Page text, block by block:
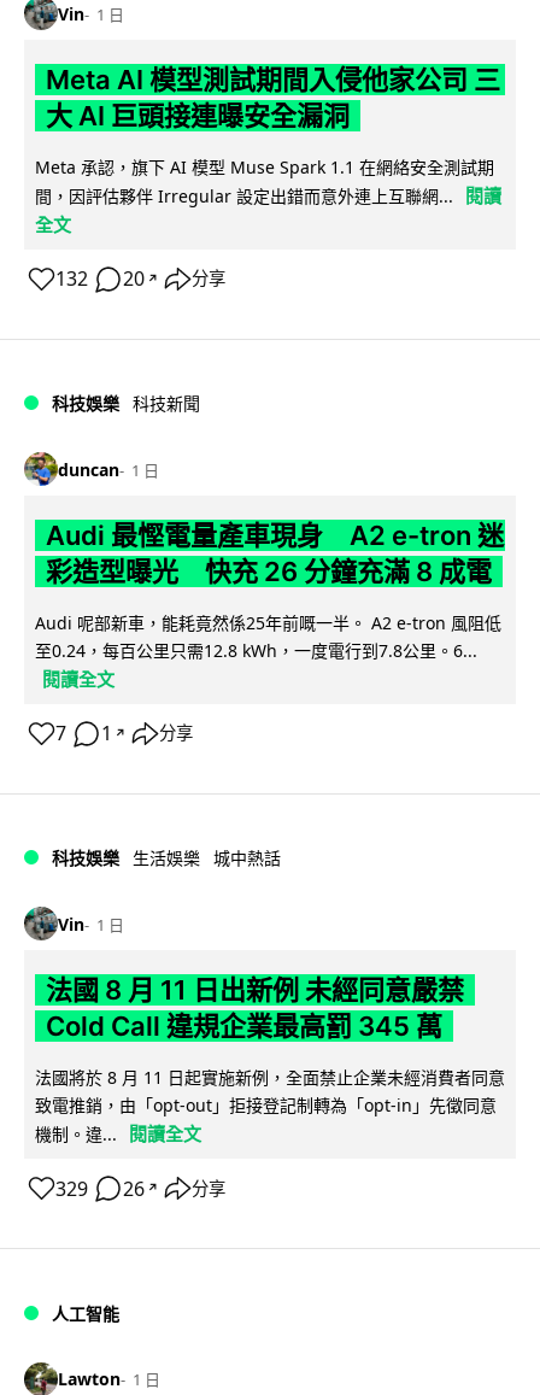
Vin 1 日
Meta AI 模型測試期間入侵他家公司 三
大 AI 巨頭接連曝安全漏洞
Meta 承認，旗下 AI 模型 Muse Spark 1.1 在網絡安全測試期
間，因評估夥伴 Irregular 設定出錯而意外連上互聯網...
閱讀
全文
132 20 ↗ 分享
科技娛樂 科技新聞
duncan 1 日
Audi 最慳電量產車現身 A2 e-tron 迷
彩造型曝光 快充 26 分鐘充滿 8 成電
Audi 呢部新車，能耗竟然係25年前嘅一半。 A2 e-tron 風阻低
至0.24，每百公里只需12.8 kWh，一度電行到7.8公里。6...
閱讀全文
7 1 ↗ 分享
科技娛樂 生活娛樂 城中熱話
Vin 1 日
法國 8 月 11 日出新例 未經同意嚴禁
Cold Call 違規企業最高罰 345 萬
法國將於 8 月 11 日起實施新例，全面禁止企業未經消費者同意
致電推銷，由「opt-out」拒接登記制轉為「opt-in」先徵同意
機制。違...
閱讀全文
329 26 ↗ 分享
人工智能
Lawton 1 日